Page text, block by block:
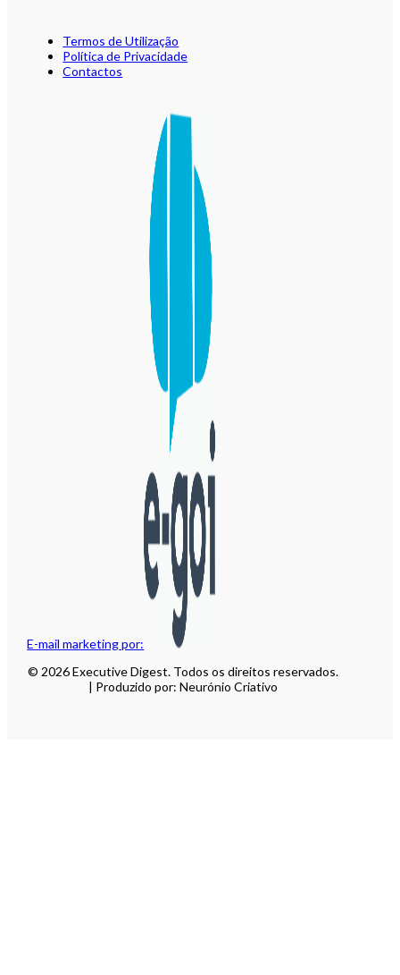
E-mail marketing por:
Termos de Utilização
Política de Privacidade
Contactos
© 2026 Executive Digest. Todos os direitos reservados.
| Produzido por: Neurónio Criativo